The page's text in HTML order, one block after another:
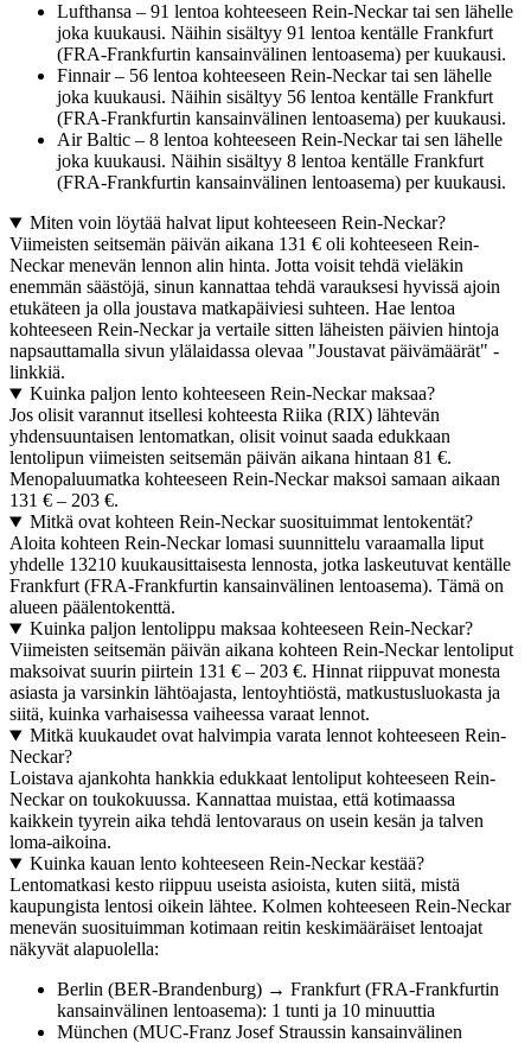
Lufthansa – 91 lentoa kohteeseen Rein-Neckar tai sen lähelle
joka kuukausi. Näihin sisältyy 91 lentoa kentälle Frankfurt
(FRA-Frankfurtin kansainvälinen lentoasema) per kuukausi.
Finnair – 56 lentoa kohteeseen Rein-Neckar tai sen lähelle
joka kuukausi. Näihin sisältyy 56 lentoa kentälle Frankfurt
(FRA-Frankfurtin kansainvälinen lentoasema) per kuukausi.
Air Baltic – 8 lentoa kohteeseen Rein-Neckar tai sen lähelle
joka kuukausi. Näihin sisältyy 8 lentoa kentälle Frankfurt
(FRA-Frankfurtin kansainvälinen lentoasema) per kuukausi.
Miten voin löytää halvat liput kohteeseen Rein-Neckar?
Viimeisten seitsemän päivän aikana 131 € oli kohteeseen Rein-
Neckar menevän lennon alin hinta. Jotta voisit tehdä vieläkin
enemmän säästöjä, sinun kannattaa tehdä varauksesi hyvissä ajoin
etukäteen ja olla joustava matkapäiviesi suhteen. Hae lentoa
kohteeseen Rein-Neckar ja vertaile sitten läheisten päivien hintoja
napsauttamalla sivun ylälaidassa olevaa "Joustavat päivämäärät" -
linkkiä.
Kuinka paljon lento kohteeseen Rein-Neckar maksaa?
Jos olisit varannut itsellesi kohteesta Riika (RIX) lähtevän
yhdensuuntaisen lentomatkan, olisit voinut saada edukkaan
lentolipun viimeisten seitsemän päivän aikana hintaan 81 €.
Menopaluumatka kohteeseen Rein-Neckar maksoi samaan aikaan
131 € – 203 €.
Mitkä ovat kohteen Rein-Neckar suosituimmat lentokentät?
Aloita kohteen Rein-Neckar lomasi suunnittelu varaamalla liput
yhdelle 13210 kuukausittaisesta lennosta, jotka laskeutuvat kentälle
Frankfurt (FRA-Frankfurtin kansainvälinen lentoasema). Tämä on
alueen päälentokenttä.
Kuinka paljon lentolippu maksaa kohteeseen Rein-Neckar?
Viimeisten seitsemän päivän aikana kohteen Rein-Neckar lentoliput
maksoivat suurin piirtein 131 € – 203 €. Hinnat riippuvat monesta
asiasta ja varsinkin lähtöajasta, lentoyhtiöstä, matkustusluokasta ja
siitä, kuinka varhaisessa vaiheessa varaat lennot.
Mitkä kuukaudet ovat halvimpia varata lennot kohteeseen Rein-
Neckar?
Loistava ajankohta hankkia edukkaat lentoliput kohteeseen Rein-
Neckar on toukokuussa. Kannattaa muistaa, että kotimaassa
kaikkein tyyrein aika tehdä lentovaraus on usein kesän ja talven
loma-aikoina.
Kuinka kauan lento kohteeseen Rein-Neckar kestää?
Lentomatkasi kesto riippuu useista asioista, kuten siitä, mistä
kaupungista lentosi oikein lähtee. Kolmen kohteeseen Rein-Neckar
menevän suosituimman kotimaan reitin keskimääräiset lentoajat
näkyvät alapuolella:
Berlin (BER-Brandenburg) → Frankfurt (FRA-Frankfurtin
kansainvälinen lentoasema): 1 tunti ja 10 minuuttia
München (MUC-Franz Josef Straussin kansainvälinen